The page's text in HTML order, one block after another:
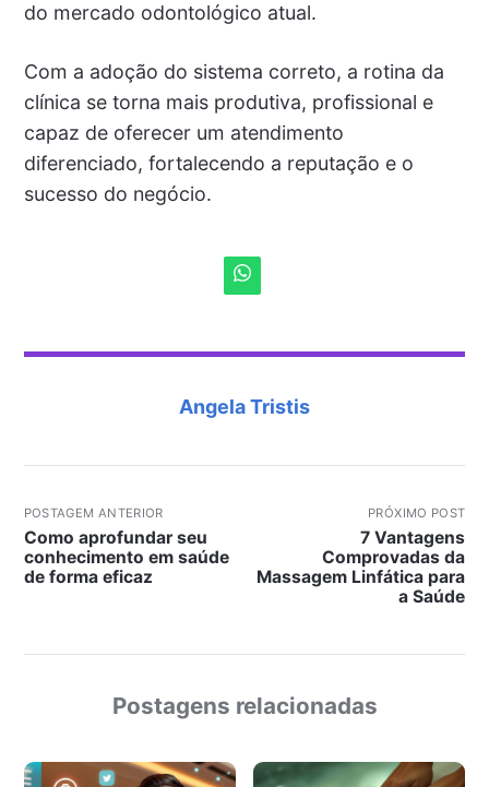
do mercado odontológico atual.
Com a adoção do sistema correto, a rotina da
clínica se torna mais produtiva, profissional e
capaz de oferecer um atendimento
diferenciado, fortalecendo a reputação e o
sucesso do negócio.
Angela Tristis
POSTAGEM ANTERIOR
Como aprofundar seu
conhecimento em saúde
de forma eficaz
PRÓXIMO POST
7 Vantagens
Comprovadas da
Massagem Linfática para
a Saúde
Postagens relacionadas